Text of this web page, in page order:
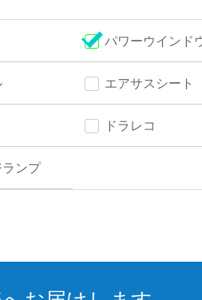
パワーウインド
エアサスシート
ドラレコ
ンプ